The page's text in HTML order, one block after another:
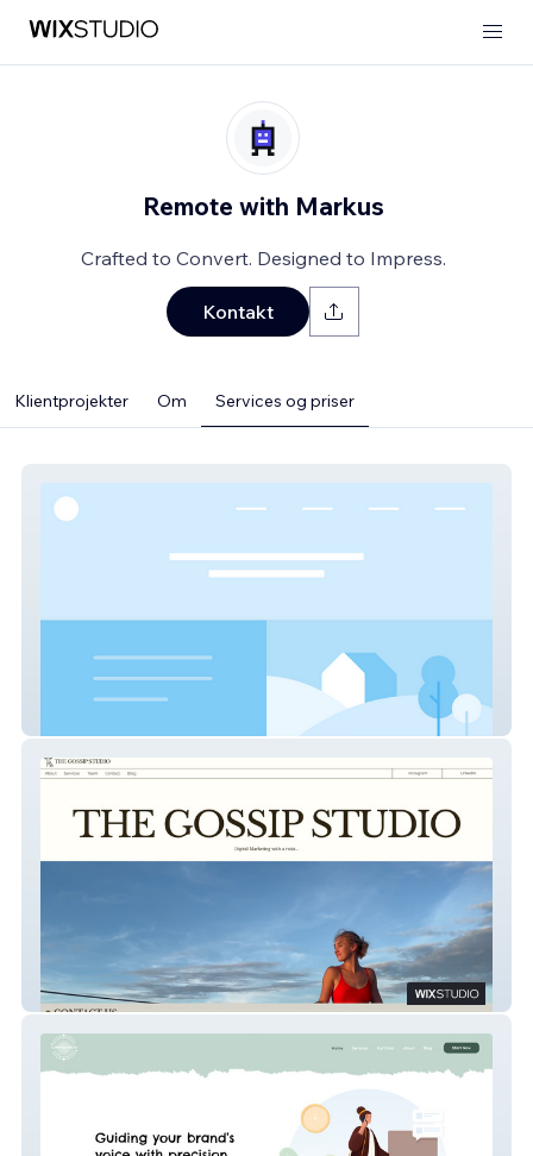
Remote with Markus
Crafted to Convert. Designed to Impress.
Kontakt
Klientprojekter Om Services og priser
The Gossip Studio